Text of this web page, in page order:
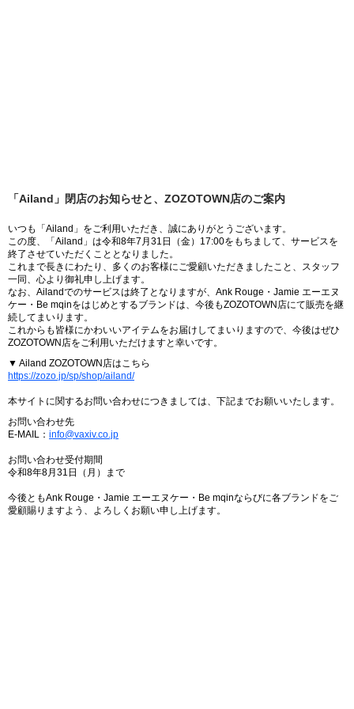
「Ailand」閉店のお知らせと、ZOZOTOWN店のご案内
いつも「Ailand」をご利用いただき、誠にありがとうございます。
この度、「Ailand」は令和8年7月31日（金）17:00をもちまして、サービスを
終了させていただくこととなりました。
これまで長きにわたり、多くのお客様にご愛顧いただきましたこと、スタッフ
一同、心より御礼申し上げます。
なお、Ailandでのサービスは終了となりますが、Ank Rouge・Jamie エーエヌ
ケー・Be mqinをはじめとするブランドは、今後もZOZOTOWN店にて販売を継
続してまいります。
これからも皆様にかわいいアイテムをお届けしてまいりますので、今後はぜひ
ZOZOTOWN店をご利用いただけますと幸いです。
▼ Ailand ZOZOTOWN店はこちら
https://zozo.jp/sp/shop/ailand/
本サイトに関するお問い合わせにつきましては、下記までお願いいたします。
お問い合わせ先
E-MAIL： info@vaxiv.co.jp
お問い合わせ受付期間
令和8年8月31日（月）まで
今後ともAnk Rouge・Jamie エーエヌケー・Be mqinならびに各ブランドをご
愛顧賜りますよう、よろしくお願い申し上げます。